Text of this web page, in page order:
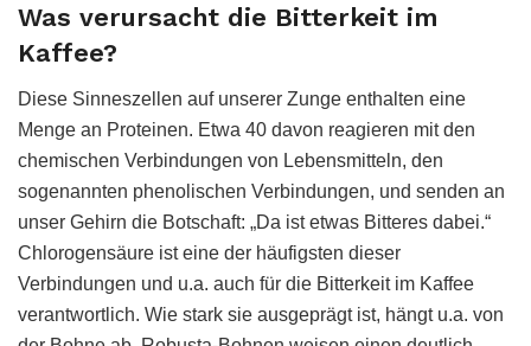
Was verursacht die Bitterkeit im
Kaffee?
Diese Sinneszellen auf unserer Zunge enthalten eine
Menge an Proteinen. Etwa 40 davon reagieren mit den
chemischen Verbindungen von Lebensmitteln, den
sogenannten phenolischen Verbindungen, und senden an
unser Gehirn die Botschaft: „Da ist etwas Bitteres dabei.“
Chlorogensäure ist eine der häufigsten dieser
Verbindungen und u.a. auch für die Bitterkeit im Kaffee
verantwortlich. Wie stark sie ausgeprägt ist, hängt u.a. von